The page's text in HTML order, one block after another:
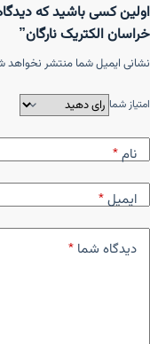
خراسان الکتریک نارگان”
نشانی ایمیل شما منتشر نخواهد
امتیاز شما
نام*
ایمیل*
دیدگاه شما *